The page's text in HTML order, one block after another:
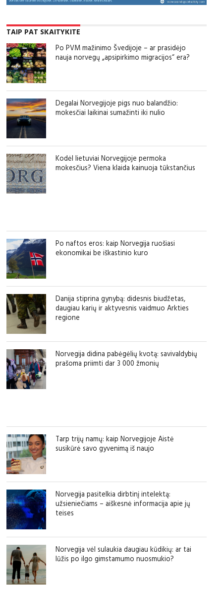
TAIP PAT SKAITYKITE
Po PVM mažinimo Švedijoje – ar prasidėjo
nauja norvegų „apsipirkimo migracijos“ era?
Degalai Norvegijoje pigs nuo balandžio:
mokesčiai laikinai sumažinti iki nulio
Kodėl lietuviai Norvegijoje permoka
mokesčius? Viena klaida kainuoja tūkstančius
Po naftos eros: kaip Norvegija ruošiasi
ekonomikai be iškastinio kuro
Danija stiprina gynybą: didesnis biudžetas,
daugiau karių ir aktyvesnis vaidmuo Arkties
regione
Norvegija didina pabėgėlių kvotą: savivaldybių
prašoma priimti dar 3 000 žmonių
Tarp trijų namų: kaip Norvegijoje Aistė
susikūrė savo gyvenimą iš naujo
Norvegija pasitelkia dirbtinį intelektą:
užsieniečiams – aiškesnė informacija apie jų
teises
Norvegija vėl sulaukia daugiau kūdikių: ar tai
lūžis po ilgo gimstamumo nuosmukio?